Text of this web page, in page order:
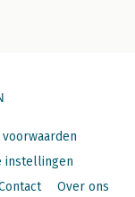
instellingen
Over ons